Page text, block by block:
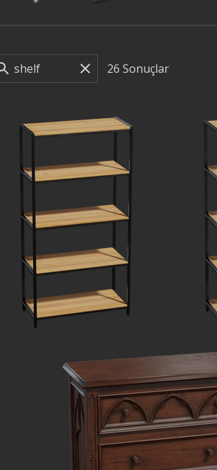
26 Sonuçlar